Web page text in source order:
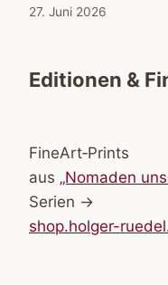
27. Juni 2026
Editionen &
FineArt‑Prints
aus „Nomaden
Serien →
shop.holger-